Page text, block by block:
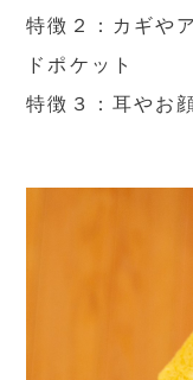
特徴２：カギや
ドポケット
特徴３：耳やお